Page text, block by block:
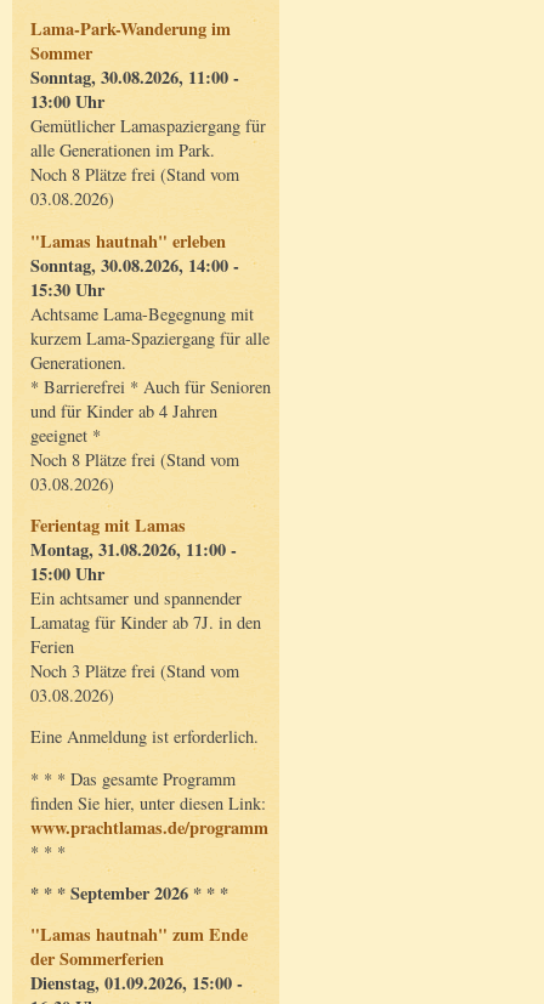
Lama-Park-Wanderung im
Sommer
Sonntag, 30.08.2026, 11:00 -
13:00 Uhr
Gemütlicher Lamaspaziergang für
alle Generationen im Park.
Noch 8 Plätze frei (Stand vom
03.08.2026)
"Lamas hautnah" erleben
Sonntag, 30.08.2026, 14:00 -
15:30 Uhr
Achtsame Lama-Begegnung mit
kurzem Lama-Spaziergang für alle
Generationen.
* Barrierefrei * Auch für Senioren
und für Kinder ab 4 Jahren
geeignet *
Noch 8 Plätze frei (Stand vom
03.08.2026)
Ferientag mit Lamas
Montag, 31.08.2026, 11:00 -
15:00 Uhr
Ein achtsamer und spannender
Lamatag für Kinder ab 7J. in den
Ferien
Noch 3 Plätze frei (Stand vom
03.08.2026)
Eine Anmeldung ist erforderlich.
* * * Das gesamte Programm
finden Sie hier, unter diesen Link:
www.prachtlamas.de/programm
* * *
* * * September 2026 * * *
"Lamas hautnah" zum Ende
der Sommerferien
Dienstag, 01.09.2026, 15:00 -